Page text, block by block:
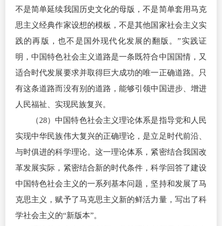
不是简单延续我国历史文化的母版，不是简单套用马克
思主义经典作家设想的模板，不是其他国家社会主义实
践的再版，也不是国外现代化发展的翻版。”实践证
明，中国特色社会主义道路是一条既符合中国国情，又
适合时代发展要求并取得巨大成功的唯一正确道路。只
有这条道路而没有别的道路，能够引领中国进步、增进
人民福祉、实现民族复兴。
（28）中国特色社会主义理论体系是指导党和人民
实现中华民族伟大复兴的正确理论，是立足时代前沿、
与时俱进的科学理论。这一理论体系，紧密结合我国改
革发展实际，紧密结合新的时代条件，科学回答了建设
中国特色社会主义的一系列基本问题，坚持和发展了马
克思主义，赋予了马克思主义新的鲜活力量，写出了科
学社会主义的“新版本”。